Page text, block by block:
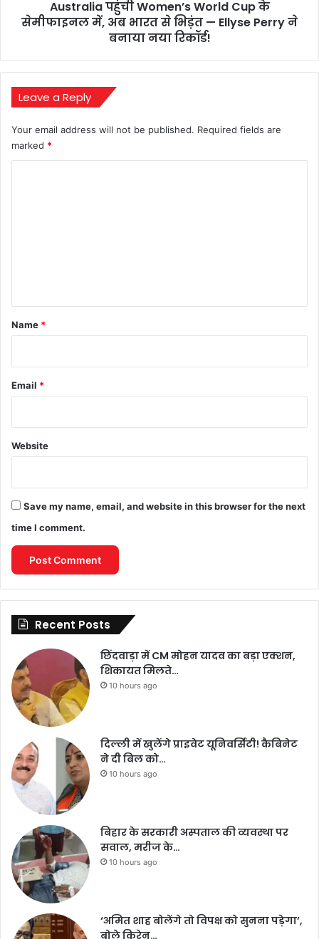
Ellyse
बनाया
नया
रिकॉर्ड!
Australia पहुंची Women’s World Cup के
सेमीफाइनल में, अब भारत से भिड़ंत — Ellyse Perry ने
बनाया नया रिकॉर्ड!
Leave a Reply
Your email address will not be published. Required fields are
marked *
*
Name *
Email *
Website
Save my name, email, and website in this browser for the next
time I comment.
Recent Posts
छिंदवाड़ा में CM मोहन यादव का बड़ा एक्शन,
शिकायत मिलते…
10 hours ago
दिल्ली में खुलेंगे प्राइवेट यूनिवर्सिटी! कैबिनेट
ने दी बिल को…
10 hours ago
बिहार के सरकारी अस्पताल की व्यवस्था पर
सवाल, मरीज के…
10 hours ago
‘अमित शाह बोलेंगे तो विपक्ष को सुनना पड़ेगा’,
बोले किरेन…